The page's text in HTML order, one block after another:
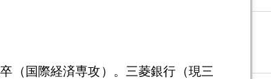
（国際経済専攻）。三菱銀行（現三